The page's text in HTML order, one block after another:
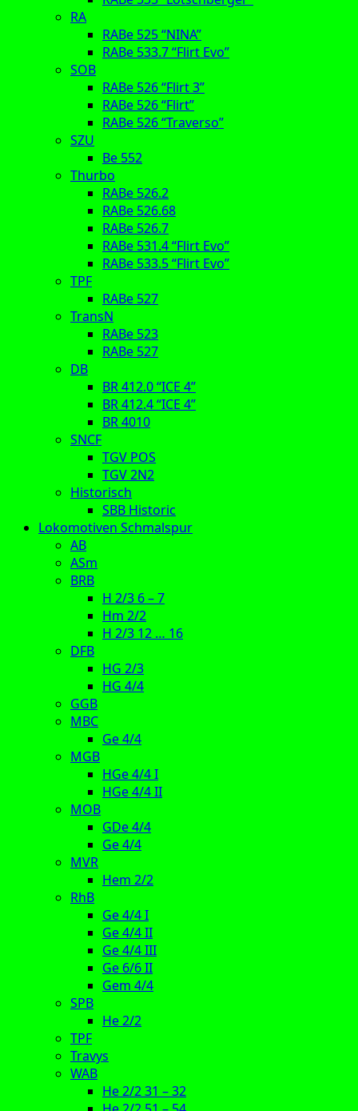
RA
RABe 525 “NINA”
RABe 533.7 “Flirt Evo”
SOB
RABe 526 “Flirt 3”
RABe 526 “Flirt”
RABe 526 “Traverso”
SZU
Be 552
Thurbo
RABe 526.2
RABe 526.68
RABe 526.7
RABe 531.4 “Flirt Evo”
RABe 533.5 “Flirt Evo”
TPF
RABe 527
TransN
RABe 523
RABe 527
DB
BR 412.0 “ICE 4”
BR 412.4 “ICE 4”
BR 4010
SNCF
TGV POS
TGV 2N2
Historisch
SBB Historic
Lokomotiven Schmalspur
AB
ASm
BRB
H 2/3 6 – 7
Hm 2/2
H 2/3 12 … 16
DFB
HG 2/3
HG 4/4
GGB
MBC
Ge 4/4
MGB
HGe 4/4 I
HGe 4/4 II
MOB
GDe 4/4
Ge 4/4
MVR
Hem 2/2
RhB
Ge 4/4 I
Ge 4/4 II
Ge 4/4 III
Ge 6/6 II
Gem 4/4
SPB
He 2/2
TPF
Travys
WAB
He 2/2 31 – 32